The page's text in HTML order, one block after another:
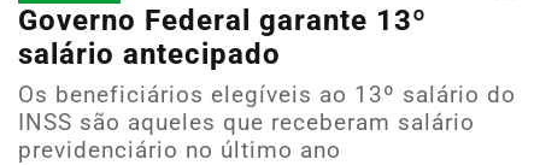
Governo Federal garante 13º
salário antecipado
Os beneficiários elegíveis ao 13º salário do
INSS são aqueles que receberam salário
previdenciário no último ano